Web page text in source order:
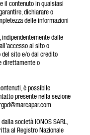
il contenuto in qualsiasi
dichiarare o
delle informazioni
indipendentemente dalle
al sito o
del sito e/o dal credito
direttamente o
è possibile
presente nella sezione
società IONOS SARL,
al Registro Nazionale